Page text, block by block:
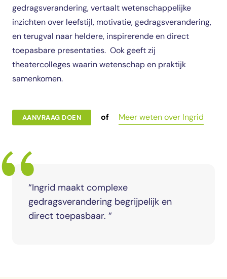
gedragsverandering, vertaalt wetenschappelijke
inzichten over leefstijl, motivatie, gedragsverandering,
en terugval naar heldere, inspirerende en direct
toepasbare presentaties. Ook geeft zij
theatercolleges waarin wetenschap en praktijk
samenkomen.
AANVRAAG DOEN of Meer weten over Ingrid
“Ingrid maakt complexe
gedragsverandering begrijpelijk en
direct toepasbaar. “